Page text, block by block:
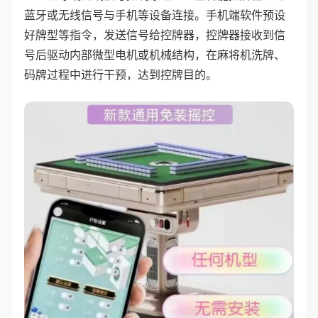
蓝牙或无线信号与手机等设备连接。手机端软件预设
好牌型等指令，发送信号给控牌器，控牌器接收到信
号后驱动内部微型电机或机械结构，在麻将机洗牌、
码牌过程中进行干预，达到控牌目的。